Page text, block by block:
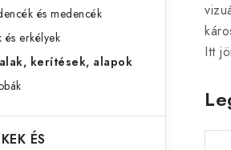
és medencék
és erkélyek
kerítések, alapok
ÉS
Itt